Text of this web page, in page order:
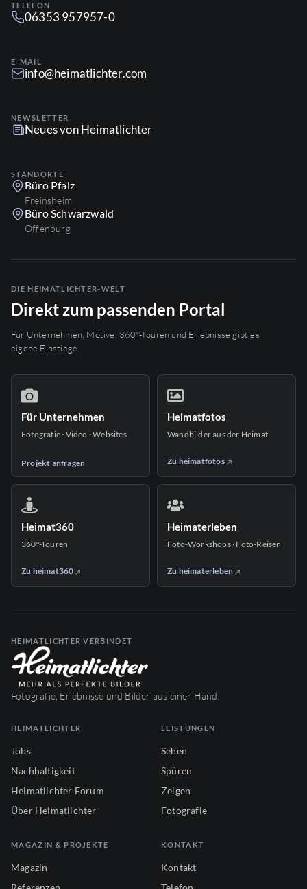
TELEFON
06353 957957-0
E-MAIL
info@heimatlichter.com
NEWSLETTER
Neues von Heimatlichter
STANDORTE
Büro Pfalz
Freinsheim
Büro Schwarzwald
Offenburg
DIE HEIMATLICHTER-WELT
Direkt zum passenden Portal
Für Unternehmen, Motive, 360°-Touren und Erlebnisse gibt es
eigene Einstiege.
Für Unternehmen
Fotografie · Video · Websites
Projekt anfragen
Heimatfotos
Wandbilder aus der Heimat
Zu heimatfotos
Heimat360
360°-Touren
Zu heimat360
Heimaterleben
Foto-Workshops · Foto-Reisen
Zu heimaterleben
HEIMATLICHTER VERBINDET
Fotografie, Erlebnisse und Bilder aus einer Hand.
HEIMATLICHTER
Jobs
Nachhaltigkeit
Heimatlichter Forum
Über Heimatlichter
LEISTUNGEN
Sehen
Spüren
Zeigen
Fotografie
MAGAZIN & PROJEKTE
Magazin
KONTAKT
Kontakt